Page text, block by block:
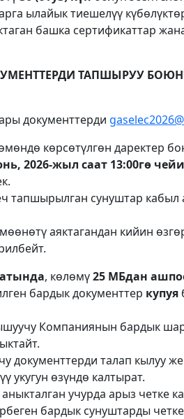
ылайык тиешелүү
башка сертификаттар
ТАПШЫРУУ
документтерди
көрсөтүлгөн даректер
2026-жыл саат 13:00гө
тапшырылган сунуштар кабыл
аяктагандан кийин
, көлөмү25 МБдан
бардык документтер купуя
Компаниянын бардык
документтерди талап кылуу
укугун өзүндө калтырат.
учурда арыз четке
бардык сунуштарды четке